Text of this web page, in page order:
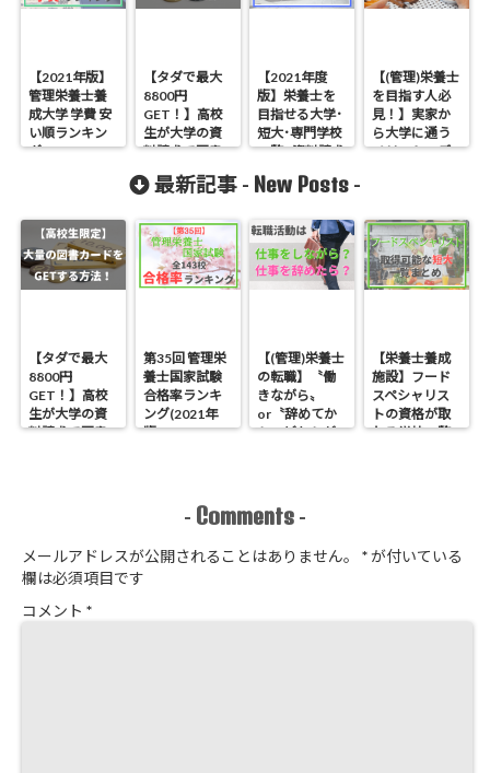
【2021年版】
管理栄養士養
成大学 学費 安
い順ランキン
グ
【タダで最大
8800円
GET！】高校
生が大学の資
料請求で図書
券などを手に
入れる方法
【2021年度
版】栄養士を
目指せる大学･
短大･専門学校
一覧 | 資料請求
クまとめ
【(管理)栄養士
を目指す人必
見！】実家か
ら大学に通う
メリット・デ
最新記事 - New Posts -
【タダで最大
8800円
GET！】高校
生が大学の資
料請求で図書
第35回 管理栄
養士国家試験
合格率ランキ
ング(2021年
版)
【(管理)栄養士
の転職】〝働
きながら〟
or〝辞めてか
ら〟どちらが
【栄養士養成
施設】フード
スペシャリス
トの資格が取
れる学校一覧
- Comments -
メールアドレスが公開されることはありません。 *が付いている
欄は必須項目です
コメント *